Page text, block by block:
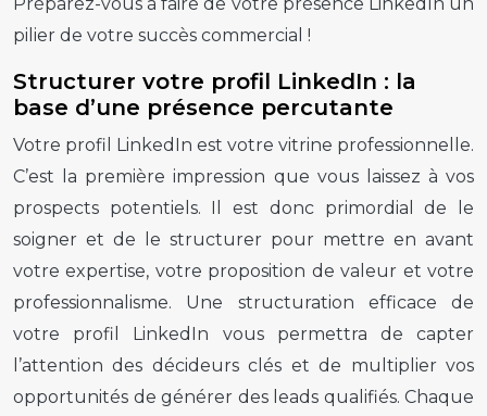
pilier de votre succès commercial !
Structurer votre profil LinkedIn : la
base d’une présence percutante
Votre profil LinkedIn est votre vitrine professionnelle.
C’est la première impression que vous laissez à vos
prospects potentiels. Il est donc primordial de le
soigner et de le structurer pour mettre en avant
votre expertise, votre proposition de valeur et votre
professionnalisme. Une structuration efficace de
votre profil LinkedIn vous permettra de capter
l’attention des décideurs clés et de multiplier vos
opportunités de générer des leads qualifiés. Chaque